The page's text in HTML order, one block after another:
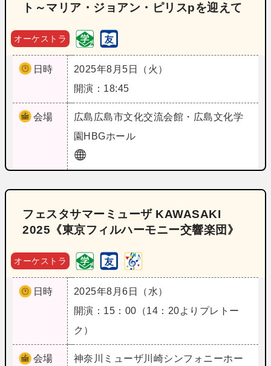
ト～マリア・ジョアン・ピリスpを迎えて
オーケストラ
日時
2025年8月5日（火）
開演：18:45
会場 広島 広島市文化交流会館・広島文化学
園HBGホール
フェスタサマーミューザ KAWASAKI
2025《東京フィルハーモニー交響楽団》
オーケストラ
日時
2025年8月6日（水）
開演：15：00（14：20よりプレトー
ク）
会場 神奈川
ミューザ川崎シンフォニーホー